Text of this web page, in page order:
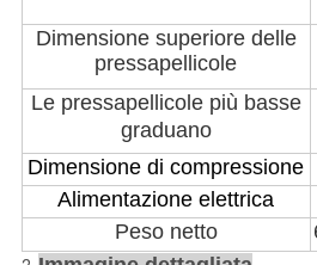
Dimensione superiore delle
pressapellicole
Le pressapellicole più basse
graduano
Dimensione di compressione
Alimentazione elettrica
Peso netto